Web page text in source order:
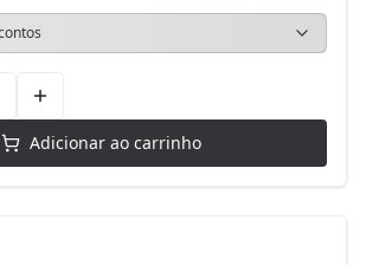
Adicionar ao carrinho